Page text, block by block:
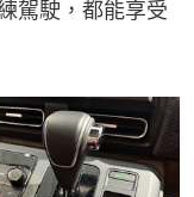
駕駛，都能享受